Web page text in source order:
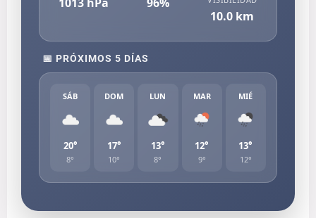
10.0 km
📅 PRÓXIMOS 5 DÍAS
SÁB
20°
8°
DOM
17°
10°
LUN
13°
8°
MAR
12°
9°
MIÉ
13°
12°